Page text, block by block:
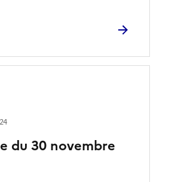
du 30 novembre